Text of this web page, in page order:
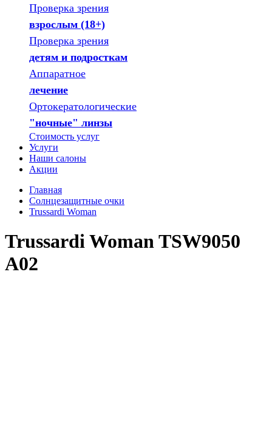
Проверка зрения
взрослым (18+)
Проверка зрения
детям и подросткам
Аппаратное
лечение
Ортокератологические
"ночные" линзы
Стоимость услуг
Услуги
Наши салоны
Акции
Главная
Солнцезащитные очки
Trussardi Woman
Trussardi Woman TSW9050
A02